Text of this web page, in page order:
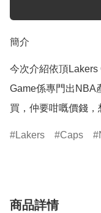
簡介
今次介紹依頂
Game係專門出NBA
買，仲要咁嘅價錢，
Lakers Caps
商品詳情